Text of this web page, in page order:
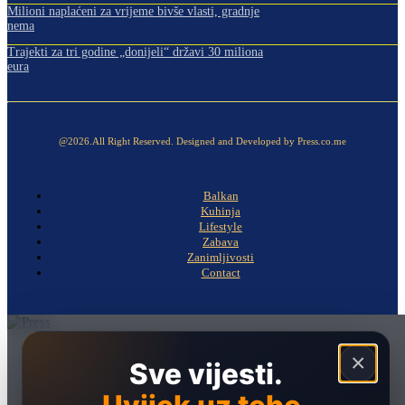
Milioni naplaćeni za vrijeme bivše vlasti, gradnje
nema
Trajekti za tri godine „donijeli“ državi 30 miliona
eura
@2026.All Right Reserved. Designed and Developed by Press.co.me
Balkan
Kuhinja
Lifestyle
Zabava
Zanimljivosti
Contact
×
Sve vijesti.